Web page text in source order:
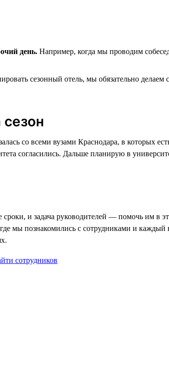
день. Например, когда мы проводим
сезонный отель, мы обязательно
сезон
со всеми вузами Краснодара, в которых
согласились. Дальше планирую в
и задача руководителей — помочь им
мы познакомились с сотрудниками и
сотрудников